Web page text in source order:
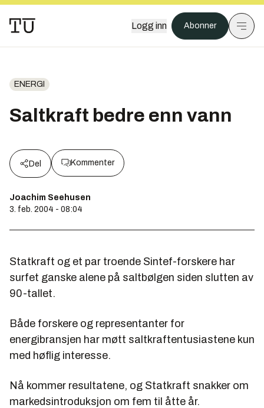
Logg inn Abonner
ENERGI
Saltkraft bedre enn vann
Del Kommenter
Joachim Seehusen
3. feb. 2004 - 08:04
Statkraft og et par troende Sintef-forskere har
surfet ganske alene på saltbølgen siden slutten av
90-tallet.
Både forskere og representanter for
energibransjen har møtt saltkraftentusiastene kun
med høflig interesse.
Nå kommer resultatene, og Statkraft snakker om
markedsintroduksjon om fem til åtte år.